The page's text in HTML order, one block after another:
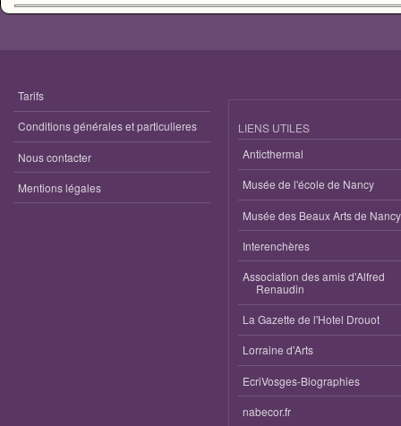
Tarifs
Conditions générales et particulieres
Nous contacter
Mentions légales
LIENS UTILES
Anticthermal
Musée de l'école de Nancy
Musée des Beaux Arts de Nancy
Interenchères
Association des amis d'Alfred
Renaudin
La Gazette de l'Hotel Drouot
Lorraine d'Arts
EcriVosges-Biographies
nabecor.fr